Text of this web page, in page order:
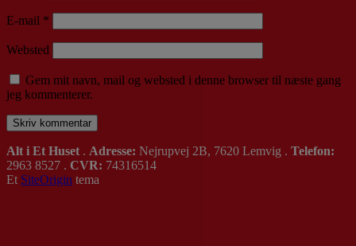
E-mail *
Websted
Gem mit navn, mail og websted i denne browser til næste gang
jeg kommenterer.
Alt i Et Huset . Adresse: Nejrupvej 2B, 7620 Lemvig . Telefon:
2963 8527 . CVR: 74316514
Et SiteOrigin tema